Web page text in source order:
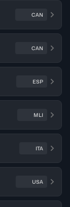
CAN
CAN
ESP
MLI
ITA
USA